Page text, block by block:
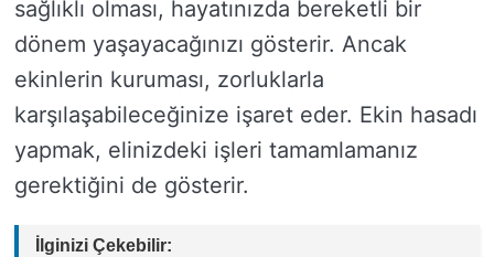
sağlıklı olması, hayatınızda bereketli bir
dönem yaşayacağınızı gösterir. Ancak
ekinlerin kuruması, zorluklarla
karşılaşabileceğinize işaret eder. Ekin hasadı
yapmak, elinizdeki işleri tamamlamanız
gerektiğini de gösterir.
İlginizi Çekebilir: